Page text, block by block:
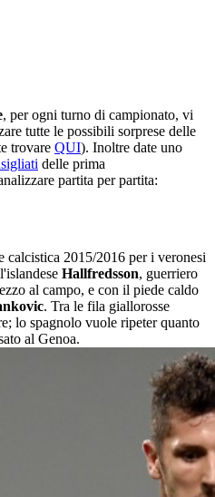
, per ogni turno di campionato, vi
tutte le possibili sorprese delle
trovare QUI). Inoltre date uno
delle prima
partita per partita:
calcistica 2015/2016 per i veronesi
Hallfredsson, guerriero
al campo, e con il piede caldo
. Tra le fila giallorosse
lo spagnolo vuole ripeter quanto
al Genoa.